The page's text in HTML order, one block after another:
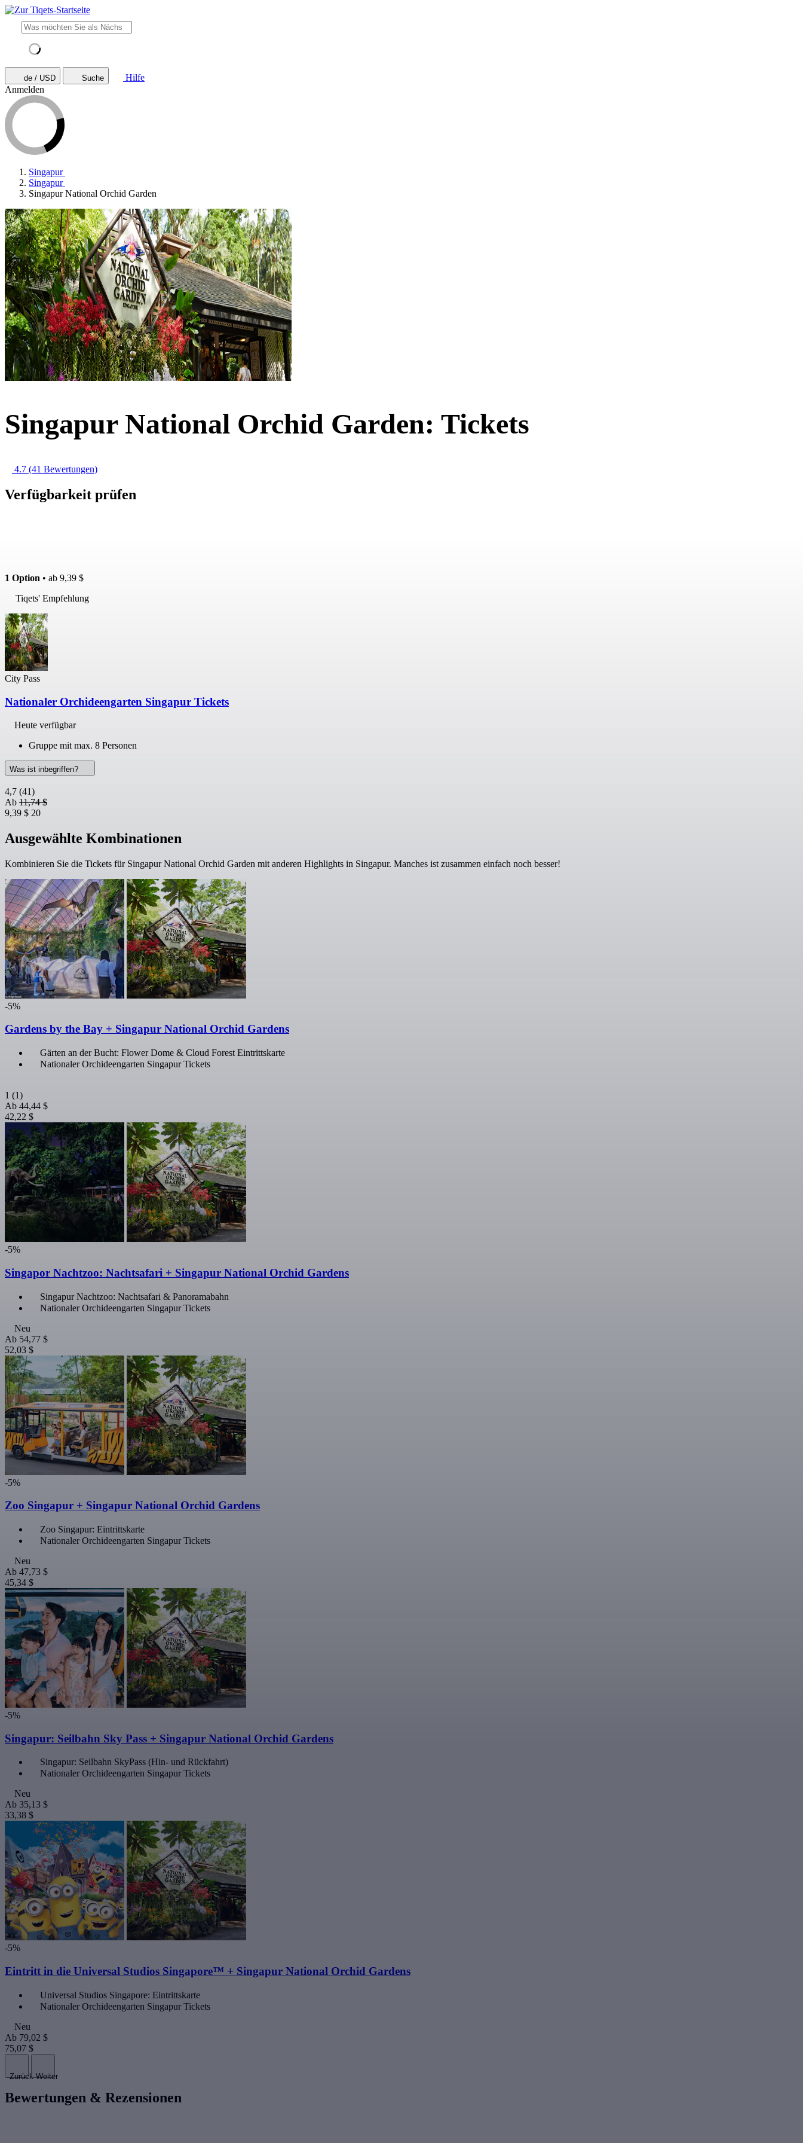
de / USD Suche
Hilfe
Anmelden
Singapur
Singapur
Singapur National Orchid Garden
Singapur National Orchid Garden: Tickets
4.7 (41 Bewertungen)
Verfügbarkeit prüfen
1 Option • ab 9,39 $
Tiqets' Empfehlung
City Pass
Nationaler Orchideengarten Singapur Tickets
Heute verfügbar
Gruppe mit max. 8 Personen
Was ist inbegriffen?
4,7 (41)
Ab 11,74 $
9,39 $ 20
Ausgewählte Kombinationen
Kombinieren Sie die Tickets für Singapur National Orchid Garden mit anderen Highlights in Singapur. Manches ist zusammen einfach noch besser!
-5%
Gardens by the Bay + Singapur National Orchid Gardens
Gärten an der Bucht: Flower Dome & Cloud Forest Eintrittskarte
Nationaler Orchideengarten Singapur Tickets
1 (1)
Ab 44,44 $
42,22 $
-5%
Singapor Nachtzoo: Nachtsafari + Singapur National Orchid Gardens
Singapur Nachtzoo: Nachtsafari & Panoramabahn
Nationaler Orchideengarten Singapur Tickets
Neu
Ab 54,77 $
52,03 $
-5%
Zoo Singapur + Singapur National Orchid Gardens
Zoo Singapur: Eintrittskarte
Nationaler Orchideengarten Singapur Tickets
Neu
Ab 47,73 $
45,34 $
-5%
Singapur: Seilbahn Sky Pass + Singapur National Orchid Gardens
Singapur: Seilbahn SkyPass (Hin- und Rückfahrt)
Nationaler Orchideengarten Singapur Tickets
Neu
Ab 35,13 $
33,38 $
-5%
Eintritt in die Universal Studios Singapore™ + Singapur National Orchid Gardens
Universal Studios Singapore: Eintrittskarte
Nationaler Orchideengarten Singapur Tickets
Neu
Ab 79,02 $
75,07 $
Zurück Weiter
Bewertungen & Rezensionen